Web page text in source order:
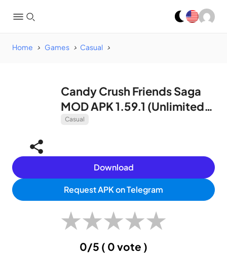
Home Games Casual
Candy Crush Friends Saga
MOD APK 1.59.1 (Unlimited
Lives)
Casual
Download
Request APK on Telegram
★★★★★
0/5 ( 0 vote )